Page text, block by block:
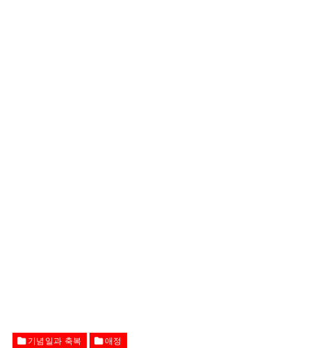
기념일과 축복 애정